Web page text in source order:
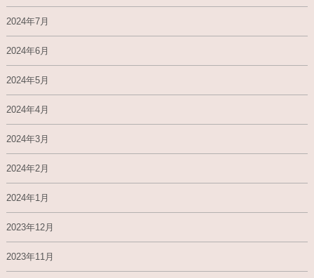
2024年7月
2024年6月
2024年5月
2024年4月
2024年3月
2024年2月
2024年1月
2023年12月
2023年11月